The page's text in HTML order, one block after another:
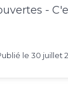
-
le 30 juillet